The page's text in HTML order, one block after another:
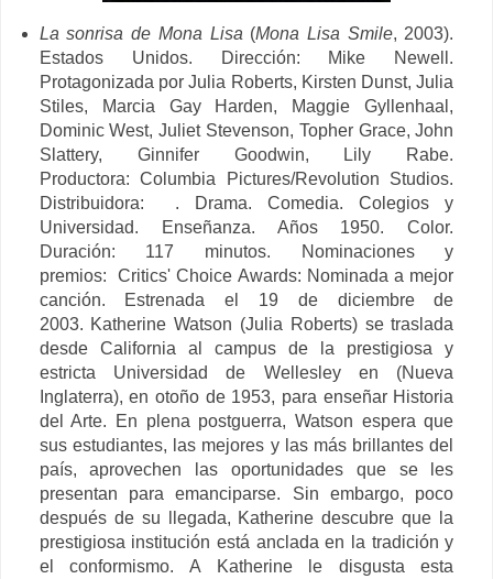
La sonrisa de Mona Lisa (Mona Lisa Smile, 2003).
Estados Unidos. Dirección: Mike Newell.
Protagonizada por Julia Roberts, Kirsten Dunst, Julia
Stiles, Marcia Gay Harden, Maggie Gyllenhaal,
Dominic West, Juliet Stevenson, Topher Grace, John
Slattery, Ginnifer Goodwin, Lily Rabe.
Productora: Columbia Pictures/Revolution Studios.
Distribuidora: . Drama. Comedia. Colegios y
Universidad. Enseñanza. Años 1950. Color.
Duración: 117 minutos. Nominaciones y
premios: Critics' Choice Awards: Nominada a mejor
canción. Estrenada el 19 de diciembre de
2003. Katherine Watson (Julia Roberts) se traslada
desde California al campus de la prestigiosa y
estricta Universidad de Wellesley en (Nueva
Inglaterra), en otoño de 1953, para enseñar Historia
del Arte. En plena postguerra, Watson espera que
sus estudiantes, las mejores y las más brillantes del
país, aprovechen las oportunidades que se les
presentan para emanciparse. Sin embargo, poco
después de su llegada, Katherine descubre que la
prestigiosa institución está anclada en la tradición y
el conformismo. A Katherine le disgusta esta